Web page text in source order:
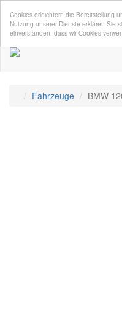
Cookies erleichtern die Bereitstellung
Nutzung unserer Dienste erklären Sie
einverstanden, dass wir Cookies
Fahrzeuge BMW